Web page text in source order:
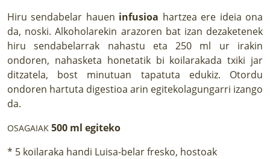
Hiru sendabelar hauen infusioa hartzea ere ideia ona
da, noski. Alkoholarekin arazoren bat izan dezaketenek
hiru sendabelarrak nahastu eta 250 ml ur irakin
ondoren, nahasketa honetatik bi koilarakada txiki jar
ditzatela, bost minutuan tapatuta edukiz. Otordu
ondoren hartuta digestioa arin egitekolagungarri izango
da.
OSAGAIAK 500 ml egiteko
* 5 koilaraka handi Luisa-belar fresko, hostoak